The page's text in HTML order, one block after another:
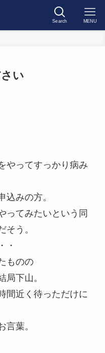
Search MENU
い
やってすっかり病み
込みの方。
ってみたいという同
そう。
・
ものの
局下山。
間近く待っただけに
言葉。